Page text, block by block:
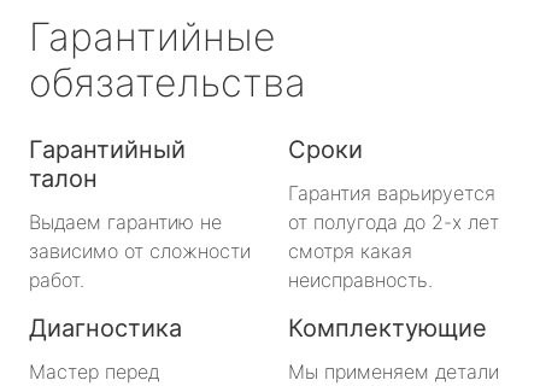
Гарантийные
обязательства
Гарантийный
талон
Выдаем гарантию не
зависимо от сложности
работ.
Сроки
Гарантия варьируется
от полугода до 2-х лет
смотря какая
неисправность.
Диагностика
Мастер перед
Комплектующие
Мы применяем детали